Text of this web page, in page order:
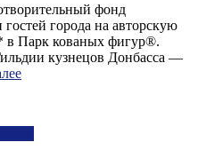
фонд
города на авторскую
в Парк кованых фигур®.
кузнецов Донбасса —